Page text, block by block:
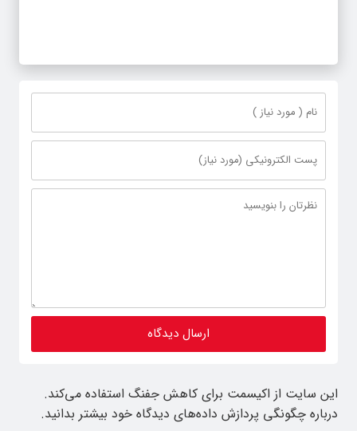
این سایت از اکیسمت برای کاهش جفنگ استفاده می‌کند.
درباره چگونگی پردازش داده‌های دیدگاه خود بیشتر بدانید.